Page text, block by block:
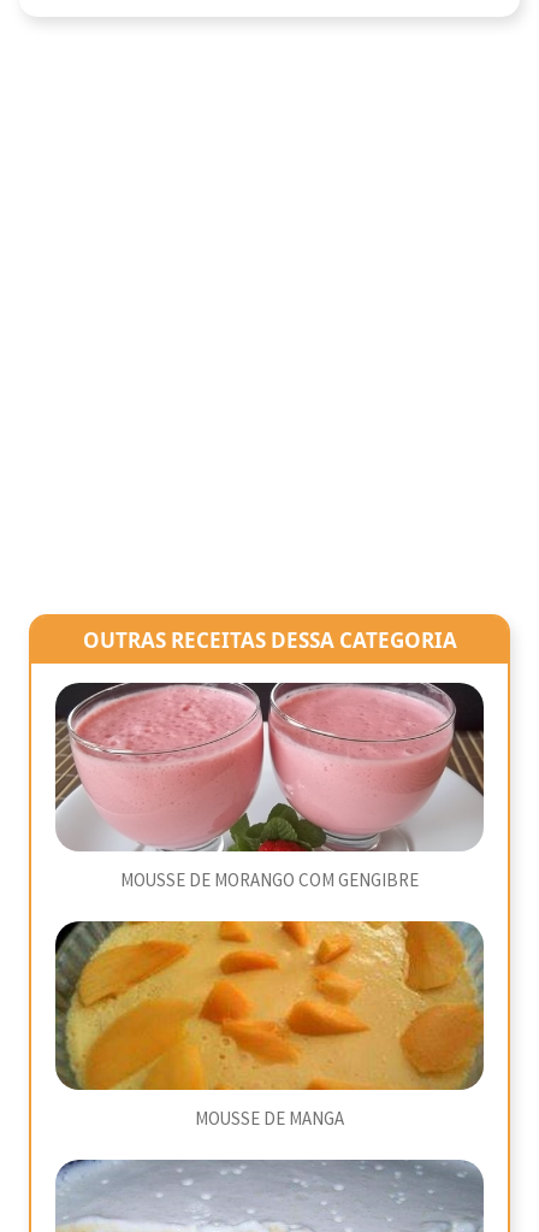
OUTRAS RECEITAS DESSA CATEGORIA
MOUSSE DE MORANGO COM GENGIBRE
MOUSSE DE MANGA